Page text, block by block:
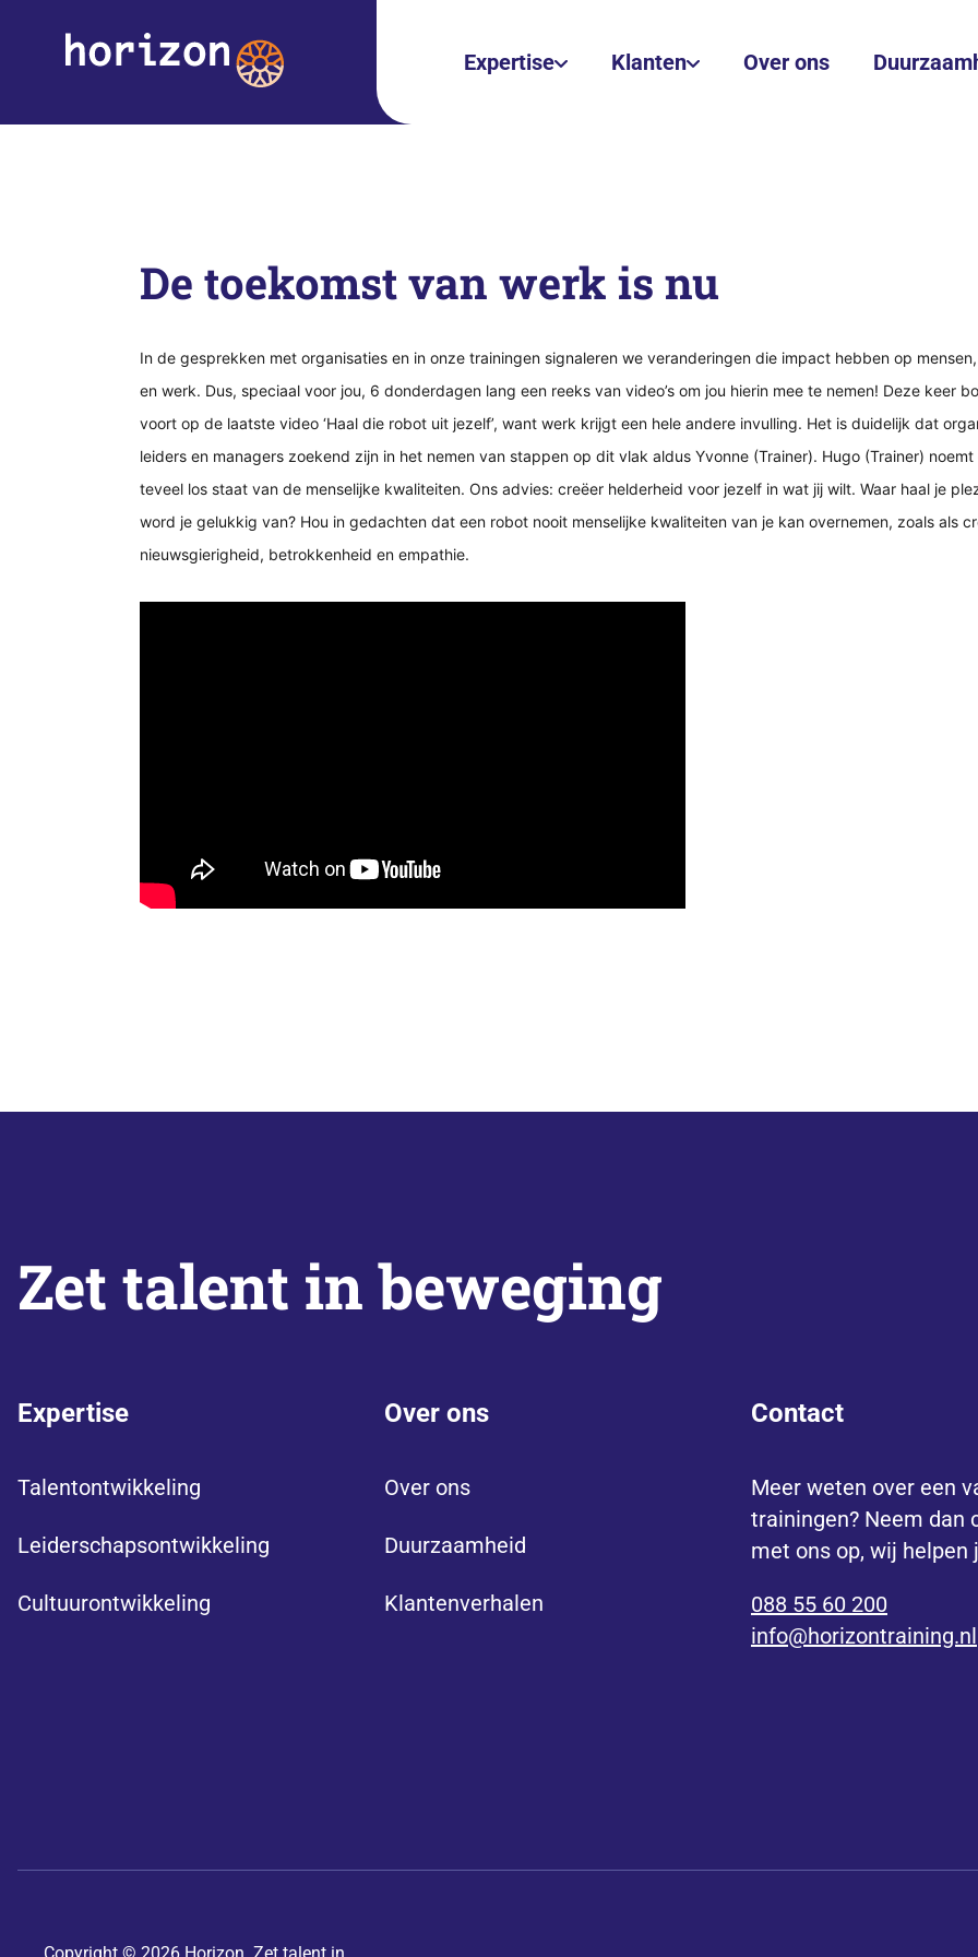
Expertise Klanten Over ons
De toekomst van werk is nu
In de gesprekken met organisaties en in onze trainingen signaleren we veranderingen die impact hebben op
en werk. Dus, speciaal voor jou, 6 donderdagen lang een reeks van video’s om jou hierin mee te nemen! Deze keer
voort op de laatste video ‘Haal die robot uit jezelf’, want werk krijgt een hele andere invulling. Het is duidelijk dat
leiders en managers zoekend zijn in het nemen van stappen op dit vlak aldus Yvonne (Trainer). Hugo (Trainer)
teveel los staat van de menselijke kwaliteiten. Ons advies: creëer helderheid voor jezelf in wat jij wilt. Waar haal je
word je gelukkig van? Hou in gedachten dat een robot nooit menselijke kwaliteiten van je kan overnemen, zoals als
nieuwsgierigheid, betrokkenheid en empathie.
Zet talent in beweging
Expertise
Talentontwikkeling
Leiderschapsontwikkeling
Cultuurontwikkeling
Over ons
Over ons
Duurzaamheid
Klantenverhalen
Contact
Meer weten over een
trainingen? Neem dan
met ons op, wij helpen
088 55 60 200
info@horizontraining.nl